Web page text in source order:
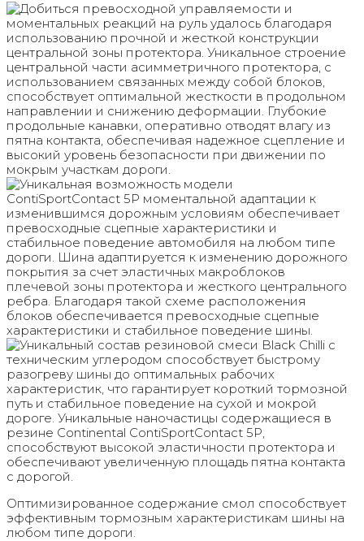
Добиться превосходной управляемости и
моментальных реакций на руль удалось благодаря
использованию прочной и жесткой конструкции
центральной зоны протектора. Уникальное строение
центральной части асимметричного протектора, с
использованием связанных между собой блоков,
способствует оптимальной жесткости в продольном
направлении и снижению деформации. Глубокие
продольные канавки, оперативно отводят влагу из
пятна контакта, обеспечивая надежное сцепление и
высокий уровень безопасности при движении по
мокрым участкам дороги.
Уникальная возможность модели
ContiSportContact 5P моментальной адаптации к
изменившимся дорожным условиям обеспечивает
превосходные сцепные характеристики и
стабильное поведение автомобиля на любом типе
дороги. Шина адаптируется к изменению дорожного
покрытия за счет эластичных макроблоков
плечевой зоны протектора и жесткого центрального
ребра. Благодаря такой схеме расположения
блоков обеспечивается превосходные сцепные
характеристики и стабильное поведение шины.
Уникальный состав резиновой смеси Black Chilli с
техническим углеродом способствует быстрому
разогреву шины до оптимальных рабочих
характеристик, что гарантирует короткий тормозной
путь и стабильное поведение на сухой и мокрой
дороге. Уникальные наночастицы содержащиеся в
резине Continental ContiSportContact 5P,
способствуют высокой эластичности протектора и
обеспечивают увеличенную площадь пятна контакта
с дорогой.
Оптимизированное содержание смол способствует
эффективным тормозным характеристикам шины на
любом типе дороги.